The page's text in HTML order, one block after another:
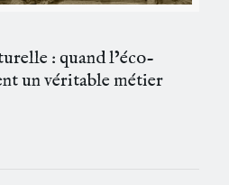
: quand l’éco-
un véritable métier